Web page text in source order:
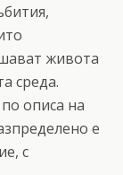
живота
среда.
описа на
е
с